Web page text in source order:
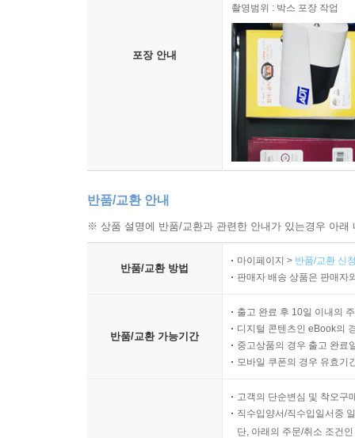
포장 안내
촬영범위 : 박스 포장 작업
반품/교환 안내
※ 상품 설명에 반품/교환과 관련한 안내가 있는경우 아
반품/교환 방법
마이페이지 > 반품/교환 신
판매자 배송 상품은 판매자
반품/교환 가능기간
출고 완료 후 10일 이내의
디지털 콘텐츠인 eBook의
중고상품의 경우 출고 완료
모바일 쿠폰의 경우 유효기
고객의 단순변심 및 착오구
직수입양서/직수입일서중
단, 아래의 주문/취소 조건